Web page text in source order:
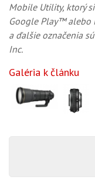
Mobile Utility, ktorý
Google Play™ alebo
a ďalšie označenia
Inc.
Galéria k článku